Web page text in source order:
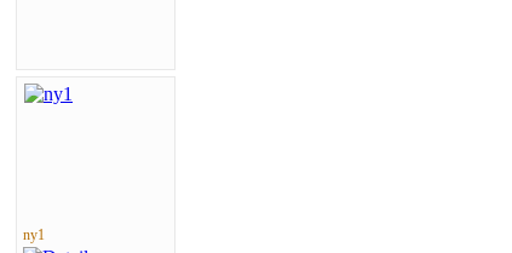
ny1